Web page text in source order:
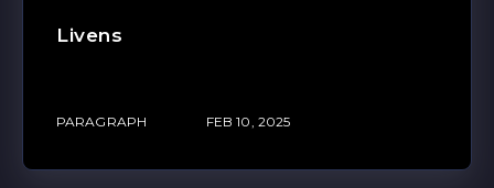
Livens
PARAGRAPH FEB 10, 2025